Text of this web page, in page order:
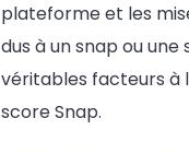
plateforme et les
dus à un snap ou
véritables facteurs à
score Snap.